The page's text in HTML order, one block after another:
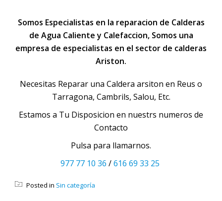
Somos Especialistas en la reparacion de Calderas
de Agua Caliente y Calefaccion, Somos una
empresa de especialistas en el sector de calderas
Ariston.
Necesitas Reparar una Caldera arsiton en Reus o
Tarragona, Cambrils, Salou, Etc.
Estamos a Tu Disposicion en nuestrs numeros de
Contacto
Pulsa para llamarnos.
977 77 10 36 /616 69 33 25
Posted in Sin categoría